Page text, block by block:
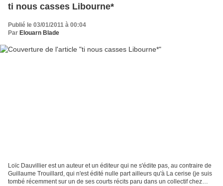
ti nous casses Libourne*
Publié le 03/01/2011 à 00:04
Par Elouarn Blade
Loïc Dauvillier est un auteur et un éditeur qui ne s'édite pas, au contraire de
Guillaume Trouillard, qui n'est édité nulle part ailleurs qu'à La cerise (je suis
tombé récemment sur un de ses courts récits paru dans un collectif chez